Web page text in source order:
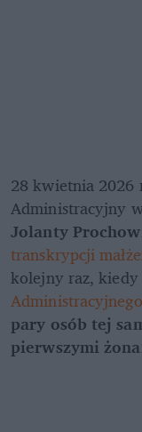
28 kwietnia 2026
Administracyjny
Jolanty
transkrypcji
kolejny raz,
Administracyjnego
pary osób tej
pierwszymi